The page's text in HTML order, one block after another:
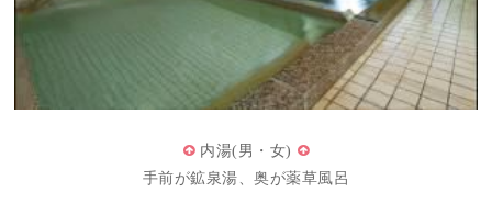
内湯(男・女)
手前が鉱泉湯、奥が薬草風呂